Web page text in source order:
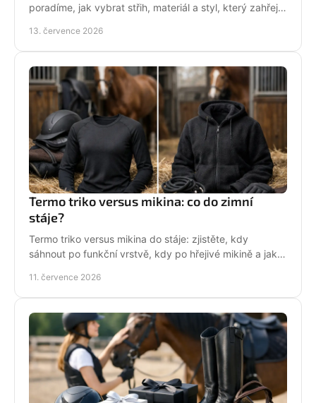
poradíme, jak vybrat střih, materiál a styl, který zahřeje
13. července 2026
Termo triko versus mikina: co do zimní
stáje?
Termo triko versus mikina do stáje: zjistěte, kdy
sáhnout po funkční vrstvě, kdy po hřejivé mikině a jak
11. července 2026